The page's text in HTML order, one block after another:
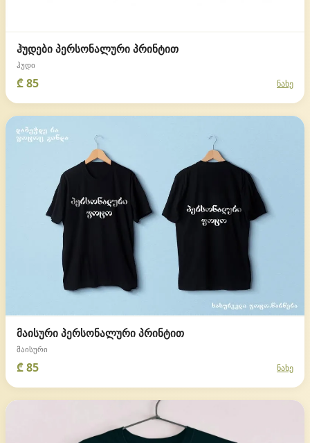
ჰუდები პერსონალური პრინტით
ჰუდი
₾ 85 ნახე
მაისური პერსონალური პრინტით
მაისური
₾ 85 ნახე